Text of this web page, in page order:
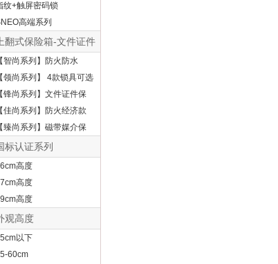
纹+触屏密码锁
高端系列
上翻式保险箱-文件证件
保护
【智尚系列】防火防水
【领尚系列】 4款锁具可选
【锋尚系列】文件证件保
护【佳尚系列】防火经济款
【臻尚系列】磁带媒介保
标认证系列
高度
高度
高度
观高度
以下
60cm